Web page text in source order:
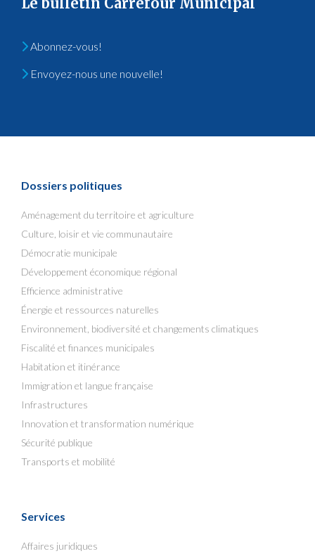
Abonnez-vous!
Envoyez-nous une nouvelle!
Dossiers politiques
Aménagement du territoire et agriculture
Culture, loisir et vie communautaire
Démocratie municipale
Développement économique régional
Efficience administrative
Énergie et ressources naturelles
Environnement, biodiversité et changements climatiques
Fiscalité et finances municipales
Habitation et itinérance
Immigration et langue française
Infrastructures
Innovation et transformation numérique
Sécurité publique
Transports et mobilité
Services
Affaires juridiques